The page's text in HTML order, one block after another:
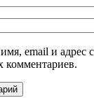
email и адрес